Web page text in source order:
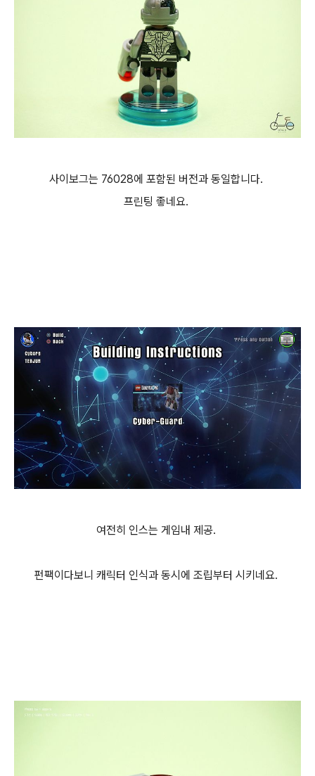
사이보그는 76028에 포함된 버전과 동일합니다.
프린팅 좋네요.
여전히 인스는 게임내 제공.
펀팩이다보니 캐릭터 인식과 동시에 조립부터 시키네요.